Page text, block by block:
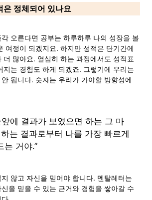
정체되어 있나요
오른다면 공부는 하루하루 나의 성장을 볼
여정이 되겠지요. 하지만 성적은 단기간에
더 많아요. 열심히 하는 과정에서도 성적표
지는 경험도 하게 되겠죠. 그렇기에 우리는
됩니다. 숫자는 우리가 가야할 방향성에
에 결과가 보였으면 하는 그 마
는 결과로부터 나를 가장 빠르게
는 거야.”
않고 자신을 믿어야 합니다. 멘탈레터는
을 믿을 수 있는 근거와 경험을 쌓아갈 수